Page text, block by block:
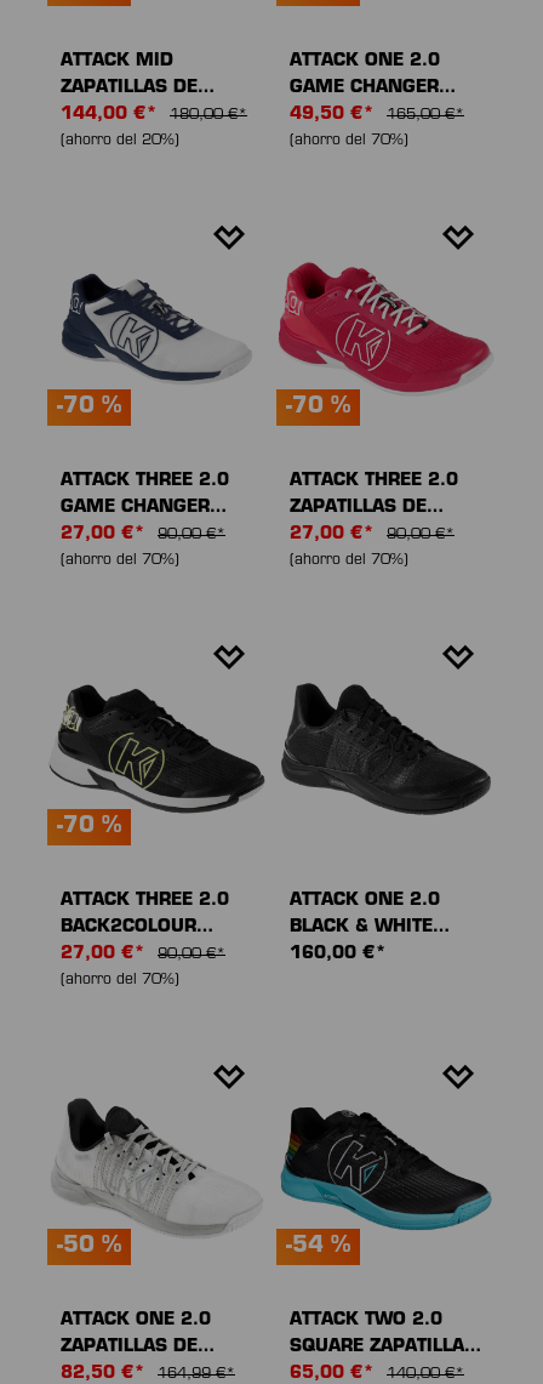
ATTACK MID
ZAPATILLAS DE
DEPORTE
144,00 €*
180,00 €*
(ahorro del 20%)
ATTACK ONE 2.0
GAME CHANGER
ZAPATILLAS DE
DEPORTE
49,50 €*
165,00 €*
(ahorro del 70%)
-70 %
ATTACK THREE 2.0
GAME CHANGER
ZAPATILLAS DE
DEPORTE
27,00 €*
90,00 €*
(ahorro del 70%)
-70 %
ATTACK THREE 2.0
ZAPATILLAS DE
DEPORTE
27,00 €*
90,00 €*
(ahorro del 70%)
-70 %
ATTACK THREE 2.0
BACK2COLOUR
ZAPATILLAS DE
DEPORTE
27,00 €*
90,00 €*
(ahorro del 70%)
ATTACK ONE 2.0
BLACK & WHITE
ZAPATILLAS DE
160,00 €*
-50 %
ATTACK ONE 2.0
ZAPATILLAS DE
DEPORTE
82,50 €* 164,99 €*
-54 %
ATTACK TWO 2.0
SQUARE ZAPATILLAS
DE DEPORTE
65,00 €* 140,00 €*